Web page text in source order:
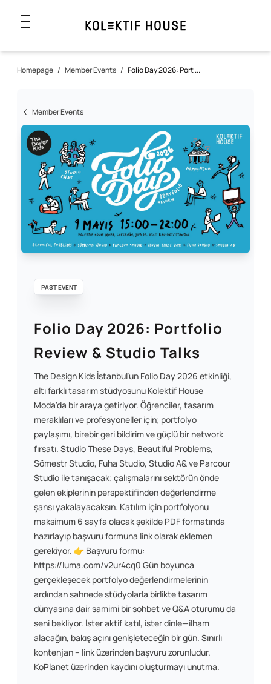
Homepage / Member Events / Folio Day 2026: Port ...
Member Events
PAST EVENT
Folio Day 2026: Portfolio
Review & Studio Talks
The Design Kids İstanbul’un Folio Day 2026 etkinliği,
altı farklı tasarım stüdyosunu Kolektif House
Moda’da bir araya getiriyor. Öğrenciler, tasarım
meraklıları ve profesyoneller için; portfolyo
paylaşımı, birebir geri bildirim ve güçlü bir network
fırsatı. Studio These Days, Beautiful Problems,
Sömestr Studio, Fuha Studio, Studio A& ve Parcour
Studio ile tanışacak; çalışmalarını sektörün önde
gelen ekiplerinin perspektifinden değerlendirme
şansı yakalayacaksın. Katılım için portfolyonu
maksimum 6 sayfa olacak şekilde PDF formatında
hazırlayıp başvuru formuna link olarak eklemen
gerekiyor. 👉 Başvuru formu:
https://luma.com/v2ur4cq0 Gün boyunca
gerçekleşecek portfolyo değerlendirmelerinin
ardından sahnede stüdyolarla birlikte tasarım
dünyasına dair samimi bir sohbet ve Q&A oturumu da
seni bekliyor. İster aktif katıl, ister dinle—ilham
alacağın, bakış açını genişleteceğin bir gün. Sınırlı
kontenjan – link üzerinden başvuru zorunludur.
KoPlanet üzerinden kaydını oluşturmayı unutma.